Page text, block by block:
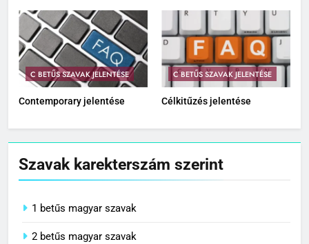
C BETŰS SZAVAK JELENTÉSE
Contemporary jelentése
C BETŰS SZAVAK JELENTÉSE
Célkitűzés jelentése
Szavak karekterszám szerint
1 betűs magyar szavak
2 betűs magyar szavak